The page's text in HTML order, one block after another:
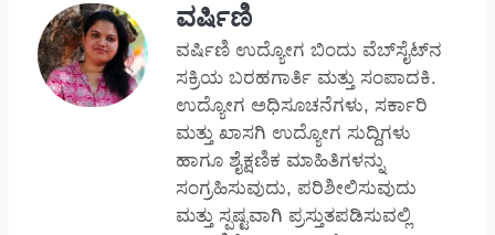
ವರ್ಷಿಣಿ
ವರ್ಷಿಣಿ ಉದ್ಯೋಗ ಬಿಂದು ವೆಬ್‌ಸೈಟ್‌ನ
ಸಕ್ರಿಯ ಬರಹಗಾರ್ತಿ ಮತ್ತು ಸಂಪಾದಕಿ.
ಉದ್ಯೋಗ ಅಧಿಸೂಚನೆಗಳು, ಸರ್ಕಾರಿ
ಮತ್ತು ಖಾಸಗಿ ಉದ್ಯೋಗ ಸುದ್ದಿಗಳು
ಹಾಗೂ ಶೈಕ್ಷಣಿಕ ಮಾಹಿತಿಗಳನ್ನು
ಸಂಗ್ರಹಿಸುವುದು, ಪರಿಶೀಲಿಸುವುದು
ಮತ್ತು ಸ್ಪಷ್ಟವಾಗಿ ಪ್ರಸ್ತುತಪಡಿಸುವಲ್ಲಿ